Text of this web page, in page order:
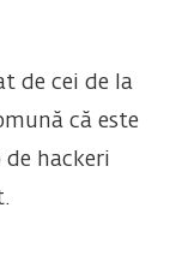
de cei de la
că este
hackeri